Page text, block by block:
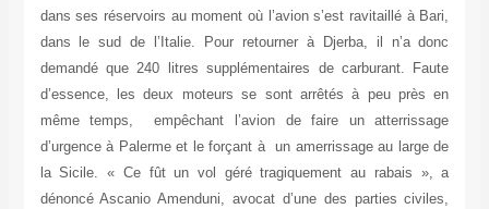
dans ses réservoirs au moment où l’avion s’est ravitaillé à Bari,
dans le sud de l’Italie. Pour retourner à Djerba, il n’a donc
demandé que 240 litres supplémentaires de carburant. Faute
d’essence, les deux moteurs se sont arrêtés à peu près en
même temps, empêchant l’avion de faire un atterrissage
d’urgence à Palerme et le forçant à un amerrissage au large de
la Sicile. « Ce fût un vol géré tragiquement au rabais », a
dénoncé Ascanio Amenduni, avocat d’une des parties civiles,